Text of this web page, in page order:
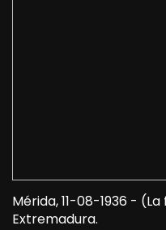
Mérida, 11-08-1936 -
Extremadura.